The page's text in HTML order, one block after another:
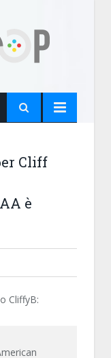
Cliff
è
CliffyB: